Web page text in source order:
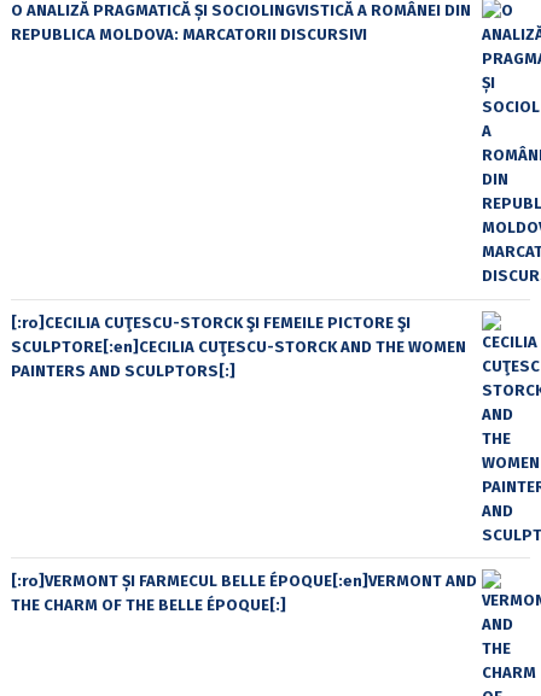
O ANALIZĂ PRAGMATICĂ ȘI SOCIOLINGVISTICĂ A ROMÂNEI DIN
REPUBLICA MOLDOVA: MARCATORII DISCURSIVI
[:ro]CECILIA CUŢESCU-STORCK ŞI FEMEILE PICTORE ŞI
SCULPTORE[:en]CECILIA CUŢESCU-STORCK AND THE WOMEN
PAINTERS AND SCULPTORS[:]
[:ro]VERMONT ȘI FARMECUL BELLE ÉPOQUE[:en]VERMONT AND
THE CHARM OF THE BELLE ÉPOQUE[:]